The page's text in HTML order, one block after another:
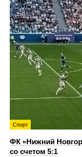
Спорт
ФК «Нижний
со счетом 5:1